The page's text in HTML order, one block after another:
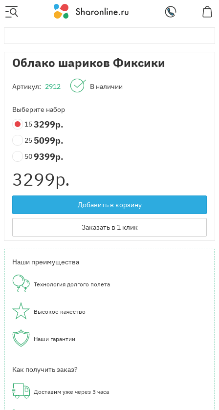
Облако шариков Фиксики
Артикул: 2912 В наличии
Выберите набор
153299р.
25 5099р.
509399р.
3299р.
Добавить в корзину
Заказать в 1 клик
Наши преимущества
Технология долгого полета
Высокое качество
Наши гарантии
Как получить заказ?
Доставим уже через 3 часа